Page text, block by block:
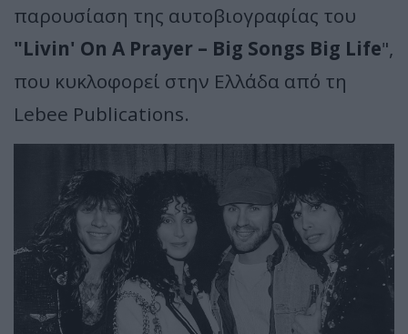
παρουσίαση της αυτοβιογραφίας του
"Livin' On A Prayer – Big Songs Big Life",
που κυκλοφορεί στην Ελλάδα από τη
Lebee Publications.